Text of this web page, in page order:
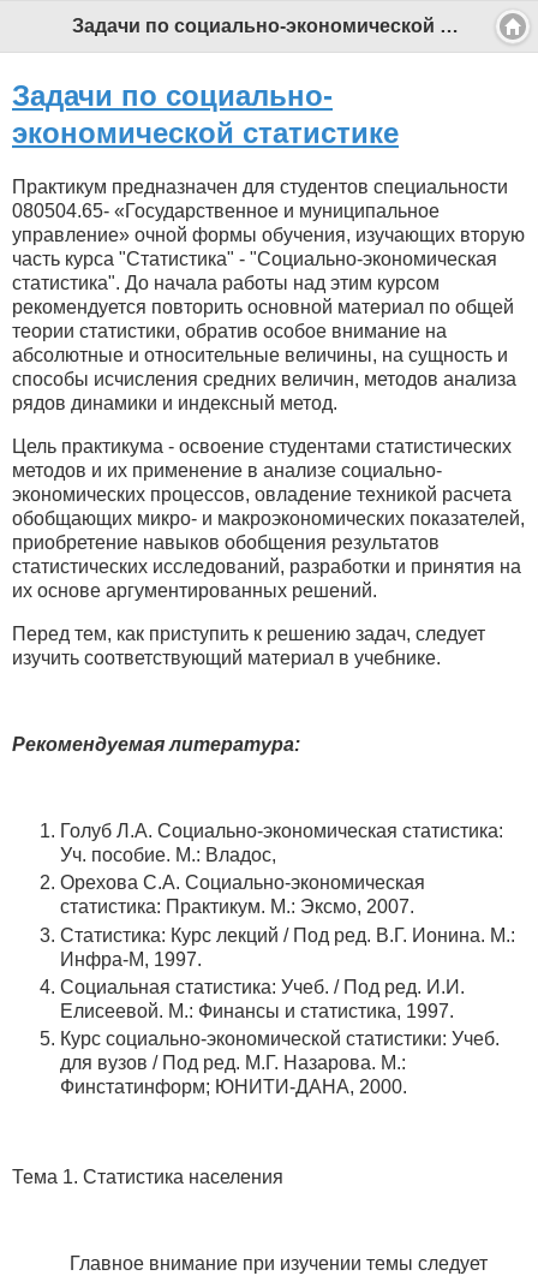
Задачи по социально-экономической статистике - Профессиональный педагог
Задачи по социально-
экономической статистике
Практикум предназначен для студентов специальности
080504.65- «Государственное и муниципальное
управление» очной формы обучения, изучающих вторую
часть курса "Статистика" - "Социально-экономическая
статистика". До начала работы над этим курсом
рекомендуется повторить основной материал по общей
теории статистики, обратив особое внимание на
абсолютные и относительные величины, на сущность и
способы исчисления средних величин, методов анализа
рядов динамики и индексный метод.
Цель практикума - освоение студентами статистических
методов и их применение в анализе социально-
экономических процессов, овладение техникой расчета
обобщающих микро- и макроэкономических показателей,
приобретение навыков обобщения результатов
статистических исследований, разработки и принятия на
их основе аргументированных решений.
Перед тем, как приступить к решению задач, следует
изучить соответствующий материал в учебнике.
Рекомендуемая литература:
Голуб Л.А. Социально-экономическая статистика:
Уч. пособие. М.: Владос,
Орехова С.А. Социально-экономическая
статистика: Практикум. М.: Эксмо, 2007.
Статистика: Курс лекций / Под ред. В.Г. Ионина. М.:
Инфра-М, 1997.
Социальная статистика: Учеб. / Под ред. И.И.
Елисеевой. М.: Финансы и статистика, 1997.
Курс социально-экономической статистики: Учеб.
для вузов / Под ред. М.Г. Назарова. М.:
Финстатинформ; ЮНИТИ-ДАНА, 2000.
Тема 1. Статистика населения
Главное внимание при изучении темы следует